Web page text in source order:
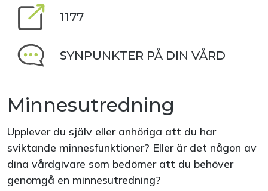
1177
SYNPUNKTER PÅ DIN VÅRD
Minnesutredning
Upplever du själv eller anhöriga att du har
sviktande minnesfunktioner? Eller är det någon av
dina vårdgivare som bedömer att du behöver
genomgå en minnesutredning?